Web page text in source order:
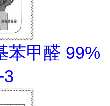
苯甲醛 99%
3